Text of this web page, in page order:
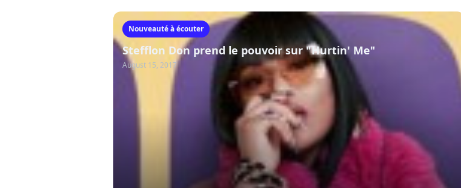
Nouveauté à écouter
Stefflon Don prend le pouvoir sur "Hurtin' Me"
August 15, 2017